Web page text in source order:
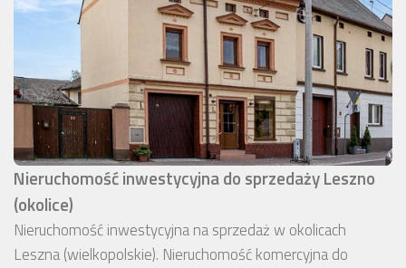
Nieruchomość inwestycyjna do sprzedaży Leszno
(okolice)
Nieruchomość inwestycyjna na sprzedaż w okolicach
Leszna (wielkopolskie). Nieruchomość komercyjna do